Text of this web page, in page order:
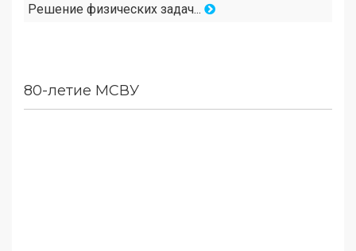
Решение физических задач...
80-летие МСВУ